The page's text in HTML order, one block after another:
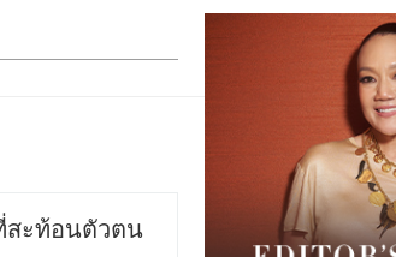
ที่สะท้อนตัวตน